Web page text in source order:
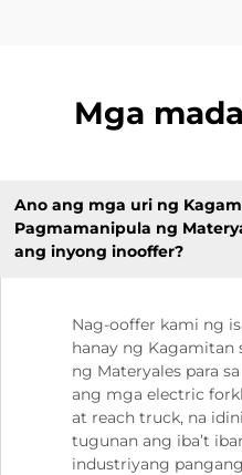
Mga
Ano ang mga uri ng
Pagmamanipula ng
ang inyong inooffer?
Nag-ooffer kami ng
hanay ng Kagamitan
ng Materyales para
ang mga electric
at reach truck, na
tugunan ang iba’t
industriyang